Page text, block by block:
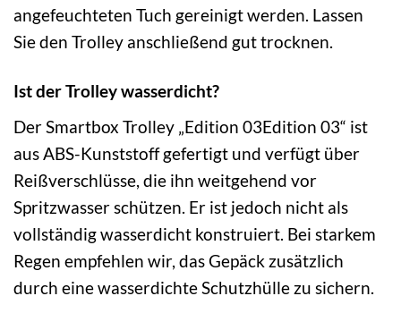
angefeuchteten Tuch gereinigt werden. Lassen
Sie den Trolley anschließend gut trocknen.
Ist der Trolley wasserdicht?
Der Smartbox Trolley „Edition 03Edition 03“ ist
aus ABS-Kunststoff gefertigt und verfügt über
Reißverschlüsse, die ihn weitgehend vor
Spritzwasser schützen. Er ist jedoch nicht als
vollständig wasserdicht konstruiert. Bei starkem
Regen empfehlen wir, das Gepäck zusätzlich
durch eine wasserdichte Schutzhülle zu sichern.